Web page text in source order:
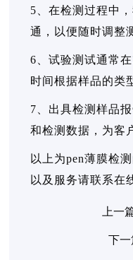
5、在检测过程中
通，以便随时调整
6、试验测试通常
时间根据样品的类
7、出具检测样品
和检测数据，为客
以上为pen薄膜检
以及服务请联系在
上一
下一